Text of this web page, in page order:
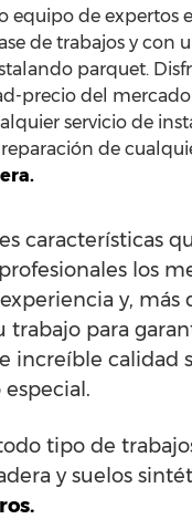
equipo de expertos
de trabajos y con
parquet.
precio del
servicio de
de
características
los
y, más
trabajo para
increíble calidad
tipo de
y suelos